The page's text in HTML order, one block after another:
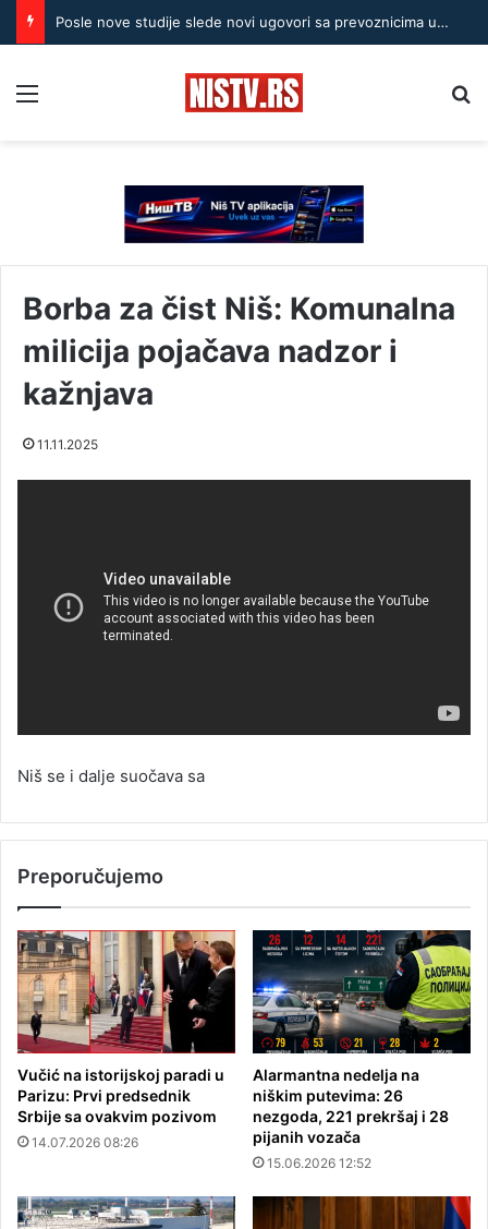
Posle nove studije slede novi ugovori sa prevoznicima u Nišu
Borba za čist Niš: Komunalna
milicija pojačava nadzor i
kažnjava
11.11.2025
Niš se i dalje suočava sa
Preporučujemo
Vučić na istorijskoj paradi u
Parizu: Prvi predsednik
Srbije sa ovakvim pozivom
14.07.2026 08:26
Alarmantna nedelja na
niškim putevima: 26
nezgoda, 221 prekršaj i 28
pijanih vozača
15.06.2026 12:52